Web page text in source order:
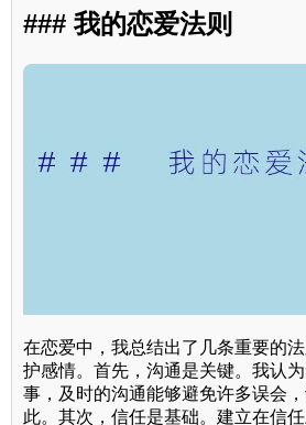
### 我的恋爱法则
在恋爱中，我总结出了几条重要的
护感情。首先，沟通是关键。我认
事，及时的沟通能够避免许多误会
此。其次，信任是基础。建立在信